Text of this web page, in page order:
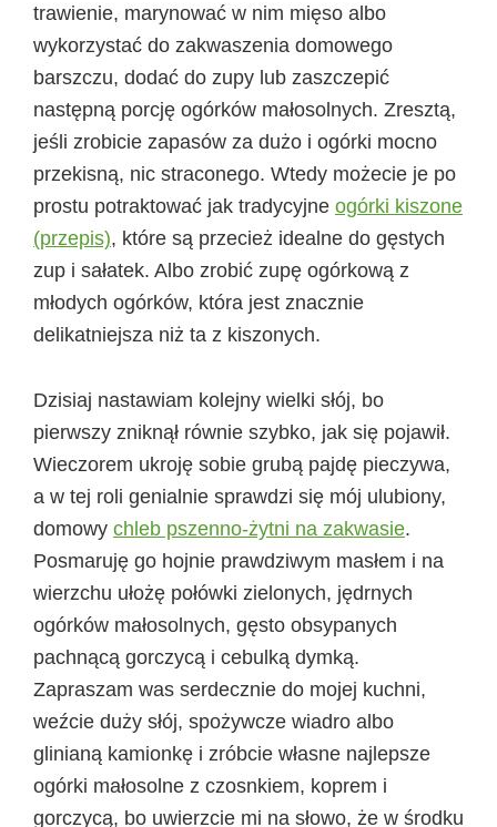
trawienie, marynować w nim mięso albo
wykorzystać do zakwaszenia domowego
barszczu, dodać do zupy lub zaszczepić
następną porcję ogórków małosolnych. Zresztą,
jeśli zrobicie zapasów za dużo i ogórki mocno
przekisną, nic straconego. Wtedy możecie je po
prostu potraktować jak tradycyjne ogórki kiszone
(przepis), które są przecież idealne do gęstych
zup i sałatek. Albo zrobić zupę ogórkową z
młodych ogórków, która jest znacznie
delikatniejsza niż ta z kiszonych.
Dzisiaj nastawiam kolejny wielki słój, bo
pierwszy zniknął równie szybko, jak się pojawił.
Wieczorem ukroję sobie grubą pajdę pieczywa,
a w tej roli genialnie sprawdzi się mój ulubiony,
domowy chleb pszenno-żytni na zakwasie.
Posmaruję go hojnie prawdziwym masłem i na
wierzchu ułożę połówki zielonych, jędrnych
ogórków małosolnych, gęsto obsypanych
pachnącą gorczycą i cebulką dymką.
Zapraszam was serdecznie do mojej kuchni,
weźcie duży słój, spożywcze wiadro albo
glinianą kamionkę i zróbcie własne najlepsze
ogórki małosolne z czosnkiem, koprem i
gorczycą, bo uwierzcie mi na słowo, że w środku